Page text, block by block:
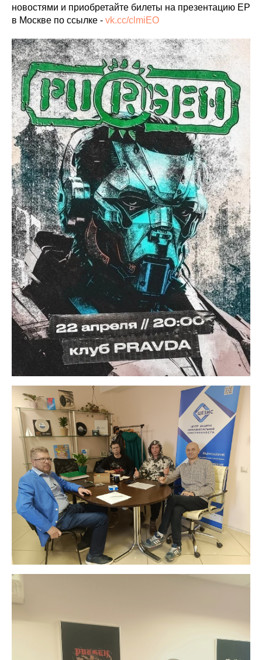
новостями и приобретайте билеты на презентацию ЕР
в Москве по ссылке - vk.cc/clmiEO